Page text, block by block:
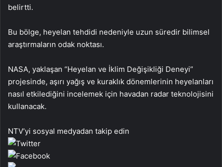
belirtti.
Bu bölge, heyelan tehdidi nedeniyle uzun süredir bilimsel
araştırmaların odak noktası.
NASA, yaklaşan “Heyelan ve İklim Değişikliği Deneyi”
projesinde, aşırı yağış ve kuraklık dönemlerinin heyelanları
nasıl etkilediğini incelemek için havadan radar teknolojisini
kullanacak.
NTV’yi sosyal medyadan takip edin